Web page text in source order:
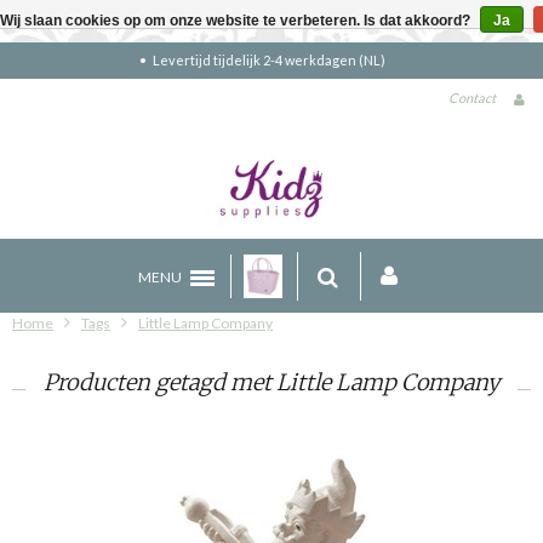
Gratis verzending boven
Contact
MENU
Home Tags Little Lamp Company
Producten getagd met Little Lamp Company
Wij slaan cookies op om onze website te verbeteren. Is dat akkoord? Ja